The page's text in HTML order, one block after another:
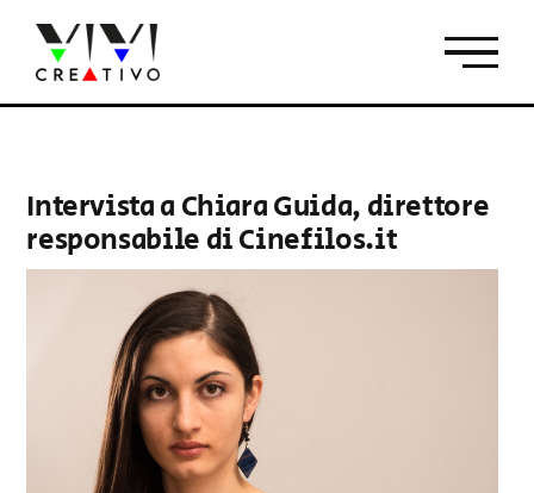
contenuto
Intervista a Chiara Guida, direttore
responsabile di Cinefilos.it